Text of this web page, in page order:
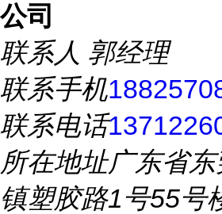
公司
联系人 郭经理
联系手机
联系电话
所在地址广东省
镇塑胶路1号55号